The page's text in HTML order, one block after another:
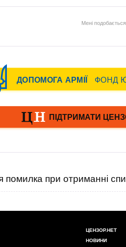
Мені подобається
помилка при отриманні
ЦЕНЗОР.НЕТ
НОВИНИ